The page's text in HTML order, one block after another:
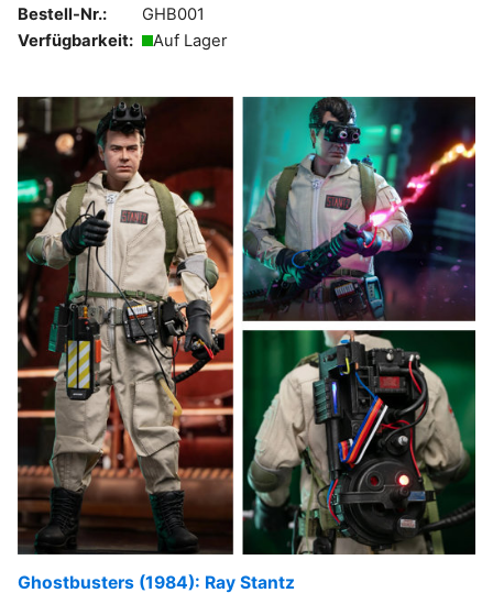
Bestell-Nr.:
GHB001
Verfügbarkeit:
Auf Lager
Ghostbusters (1984): Ray Stantz